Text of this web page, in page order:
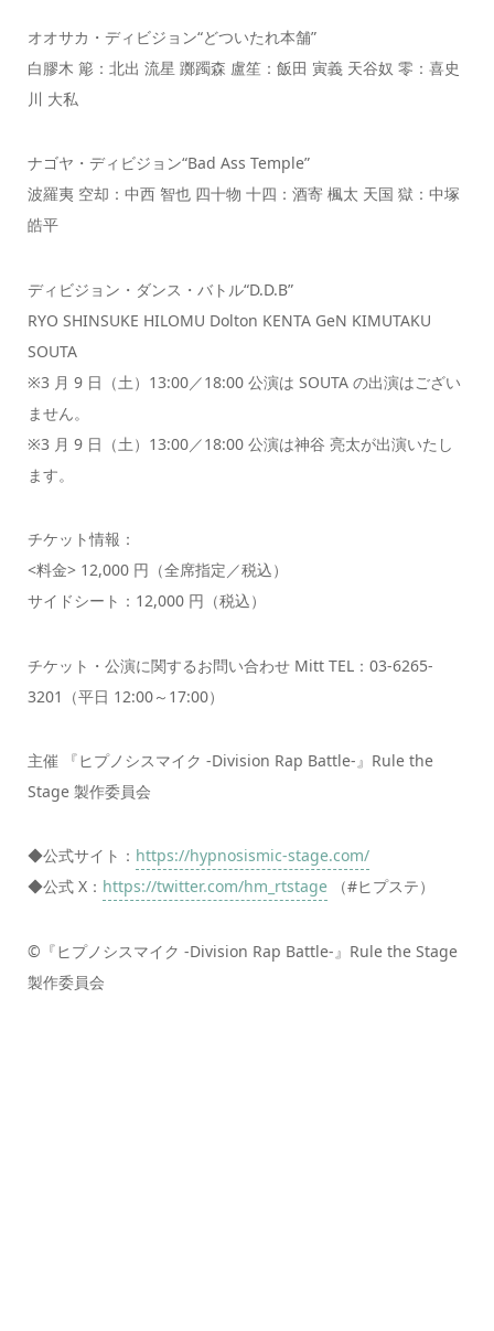
オオサカ・ディビジョン“どついたれ本舗”
白膠木 簓：北出 流星 躑躅森 盧笙：飯田 寅義 天谷奴 零：喜史
川 大私
ナゴヤ・ディビジョン“Bad Ass Temple”
波羅夷 空却：中西 智也 四十物 十四：酒寄 楓太 天国 獄：中塚
皓平
ディビジョン・ダンス・バトル“D.D.B”
RYO SHINSUKE HILOMU Dolton KENTA GeN KIMUTAKU
SOUTA
※3 月 9 日（土）13:00／18:00 公演は SOUTA の出演はござい
ません。
※3 月 9 日（土）13:00／18:00 公演は神谷 亮太が出演いたし
ます。
チケット情報：
<料金> 12,000 円（全席指定／税込）
サイドシート：12,000 円（税込）
チケット・公演に関するお問い合わせ Mitt TEL：03-6265-
3201（平日 12:00～17:00）
主催 『ヒプノシスマイク -Division Rap Battle-』Rule the
Stage 製作委員会
◆公式サイト： https://hypnosismic-stage.com/
◆公式 X： https://twitter.com/hm_rtstage（#ヒプステ）
©『ヒプノシスマイク -Division Rap Battle-』Rule the Stage
製作委員会